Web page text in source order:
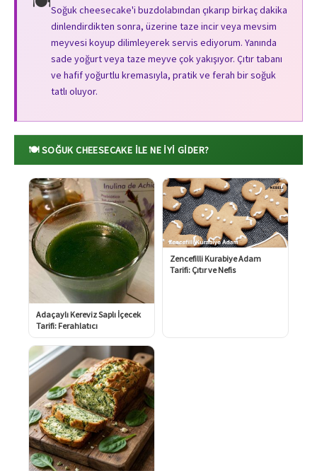
Soğuk cheesecake'i buzdolabından çıkarıp birkaç dakika
dinlendirdikten sonra, üzerine taze incir veya mevsim
meyvesi koyup dilimleyerek servis ediyorum. Yanında
sade yoğurt veya taze meyve çok yakışıyor. Çıtır tabanı
ve hafif yoğurtlu kremasıyla, pratik ve ferah bir soğuk
tatlı oluyor.
🍽️ SOĞUK CHEESECAKE ILE NE İYI GIDER?
Adaçaylı Kereviz Saplı İçecek
Tarifi: Ferahlatıcı
Zencefilli Kurabiye Adam
Tarifi: Çıtır ve Nefis